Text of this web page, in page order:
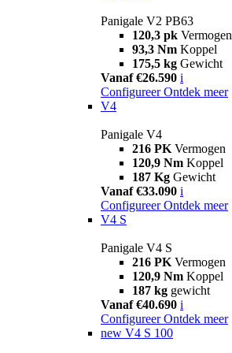
Panigale V2 PB63
120,3 pk Vermogen
93,3 Nm Koppel
175,5 kg Gewicht
Vanaf €26.590 i
Configureer Ontdek meer
V4
Panigale V4
216 PK Vermogen
120,9 Nm Koppel
187 Kg Gewicht
Vanaf €33.090 i
Configureer Ontdek meer
V4 S
Panigale V4 S
216 PK Vermogen
120,9 Nm Koppel
187 kg gewicht
Vanaf €40.690 i
Configureer Ontdek meer
new V4 S 100